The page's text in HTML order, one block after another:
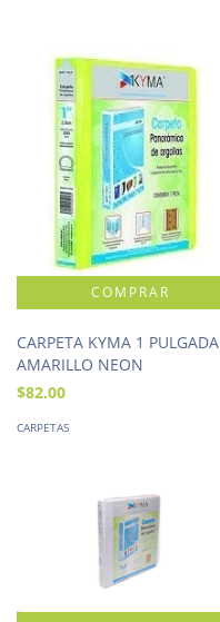
CARPETA KYMA 1 PULGADA
AMARILLO NEON
$82.00
CARPETAS